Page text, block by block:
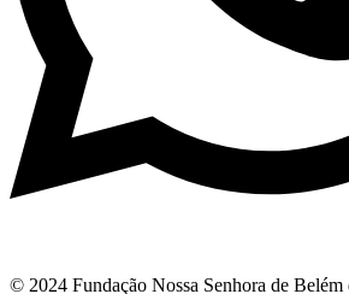
© 2024 Fundação Nossa Senhora de Belém